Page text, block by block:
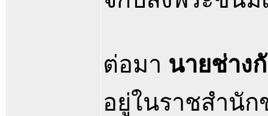
ต่อมา นายช่าง
อยู่ในราชสำนัก